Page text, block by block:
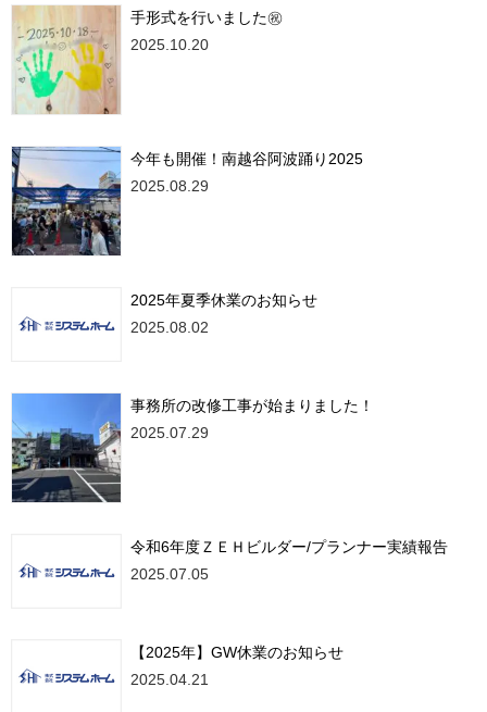
手形式を行いました㊗
2025.10.20
今年も開催！南越谷阿波踊り2025
2025.08.29
2025年夏季休業のお知らせ
2025.08.02
事務所の改修工事が始まりました！
2025.07.29
令和6年度ＺＥＨビルダー/プランナー実績報告
2025.07.05
【2025年】GW休業のお知らせ
2025.04.21